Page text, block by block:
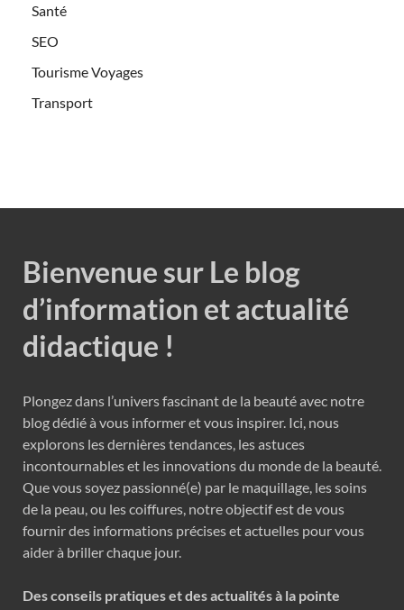
Santé
SEO
Tourisme Voyages
Transport
Bienvenue sur Le blog
d’information et actualité
didactique !
Plongez dans l’univers fascinant de la beauté avec notre
blog dédié à vous informer et vous inspirer. Ici, nous
explorons les dernières tendances, les astuces
incontournables et les innovations du monde de la beauté.
Que vous soyez passionné(e) par le maquillage, les soins
de la peau, ou les coiffures, notre objectif est de vous
fournir des informations précises et actuelles pour vous
aider à briller chaque jour.
Des conseils pratiques et des actualités à la pointe